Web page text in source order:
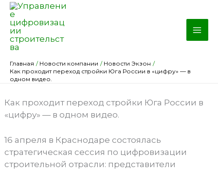
Перейти
содержимому
Главная Новости компании
Новости Экзон
Как проходит переход стройки Юга России в «цифру» — в
одном видео.
Как проходит переход стройки Юга России в
«цифру» — в одном видео.
16 апреля в Краснодаре состоялась
стратегическая сессия по цифровизации
строительной отрасли: представители